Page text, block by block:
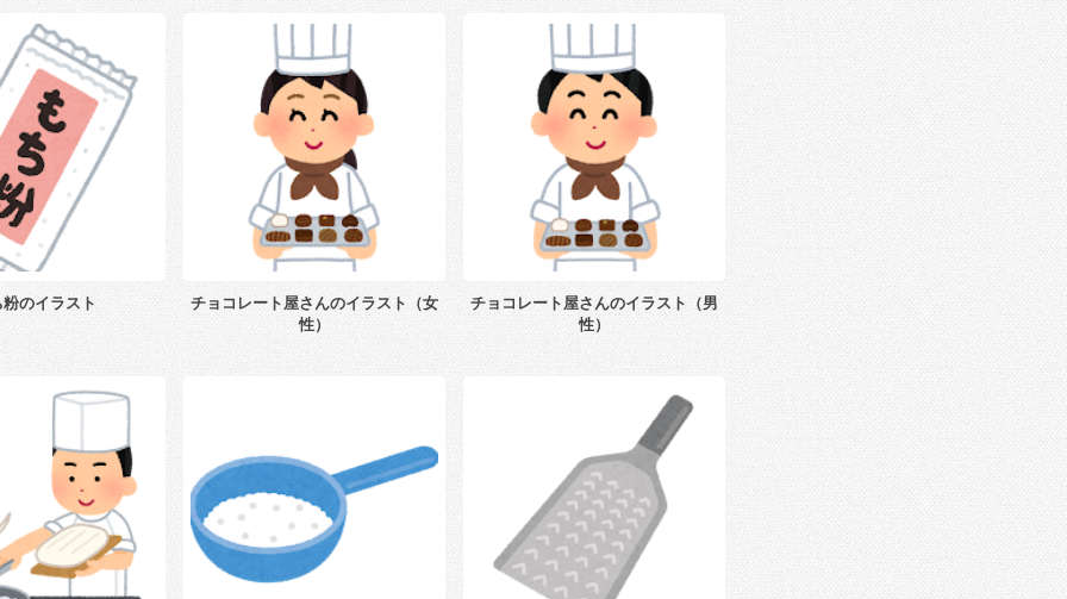
のイラスト
チョコレート屋さんのイラスト（女
性）
チョコレート屋さんのイラスト（男
性）